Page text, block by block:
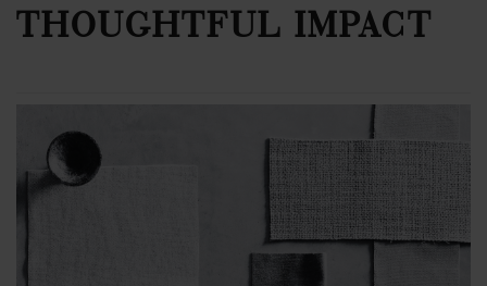
THOUGHTFUL IMPACT